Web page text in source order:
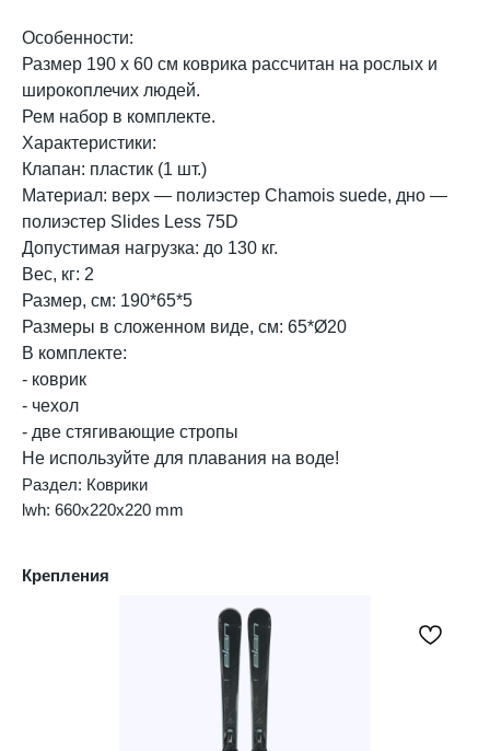
Особенности:
Размер 190 х 60 см коврика рассчитан на рослых и
широкоплечих людей.
Рем набор в комплекте.
Характеристики:
Клапан: пластик (1 шт.)
Материал: верх — полиэстер Сhamois suede, дно —
полиэстер Slides Less 75D
Допустимая нагрузка: до 130 кг.
Вес, кг: 2
Размер, см: 190*65*5
Размеры в сложенном виде, см: 65*Ø20
В комплекте:
- коврик
- чехол
- две стягивающие стропы
Не используйте для плавания на воде!
Раздел: Коврики
lwh: 660x220x220 mm
Крепления